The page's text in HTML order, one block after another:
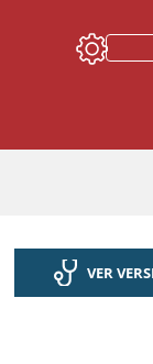
VER